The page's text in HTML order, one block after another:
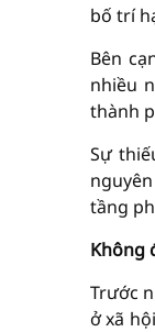
bố trí
Bên
nhiều
thành
Sự
tầng
Không
Trước
ở xã